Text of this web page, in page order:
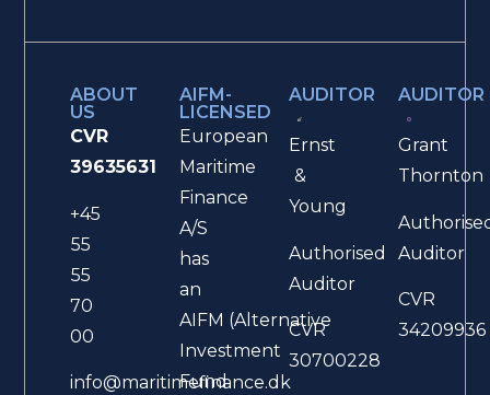
ABOUT
US
CVR
39635631
+45
55
55
70
00
info@maritimefinance.dk
AIFM-
LICENSED
European
Maritime
Finance
A/S
has
an
AIFM (Alternative
Investment
Fund
AUDITOR
Ernst
&
Young
Authorised
Auditor
CVR
30700228
AUDITOR
Grant
Thornton
Auditor
CVR
34209936